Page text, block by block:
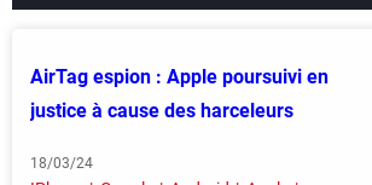
AirTag espion : Apple poursuivi en
justice à cause des harceleurs
18/03/24